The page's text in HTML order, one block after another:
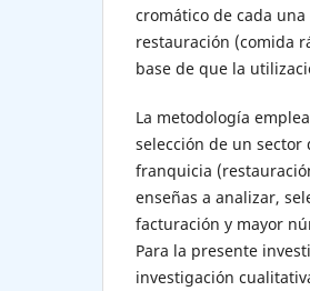
cromático de cada
restauración (comida
base de que la
La metodología
selección de un
franquicia
enseñas a analizar,
facturación y mayor
Para la presente
investigación